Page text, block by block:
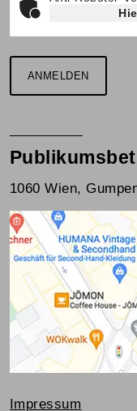
ANMELDEN
1060 Wien,
Impressum